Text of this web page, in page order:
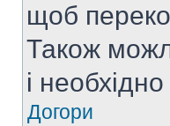
щоб
Також
і
Догори